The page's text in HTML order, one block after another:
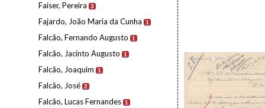
Faiser, Pereira 3
Fajardo, João Maria da Cunha 1
Falcão, Fernando Augusto 1
Falcão, Jacinto Augusto 1
Falcão, Joaquim 1
Falcão, José 2
Falcão, Lucas Fernandes 1